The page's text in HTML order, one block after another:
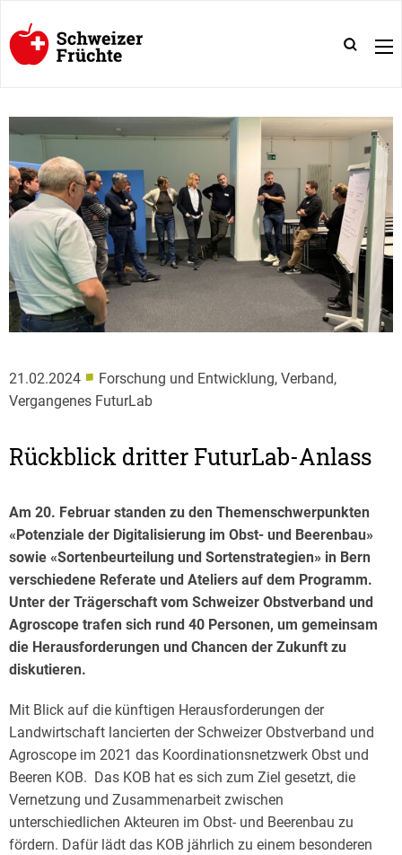
21.02.2024 ■ Forschung und Entwicklung, Verband,
Vergangenes FuturLab
Rückblick dritter FuturLab-Anlass
Am 20. Februar standen zu den Themenschwerpunkten
«Potenziale der Digitalisierung im Obst- und Beerenbau»
sowie «Sortenbeurteilung und Sortenstrategien» in Bern
verschiedene Referate und Ateliers auf dem Programm.
Unter der Trägerschaft vom Schweizer Obstverband und
Agroscope trafen sich rund 40 Personen, um gemeinsam
die Herausforderungen und Chancen der Zukunft zu
diskutieren.
Mit Blick auf die künftigen Herausforderungen der
Landwirtschaft lancierten der Schweizer Obstverband und
Agroscope im 2021 das Koordinationsnetzwerk Obst und
Beeren KOB. Das KOB hat es sich zum Ziel gesetzt, die
Vernetzung und Zusammenarbeit zwischen
unterschiedlichen Akteuren im Obst- und Beerenbau zu
fördern. Dafür lädt das KOB jährlich zu einem besonderen